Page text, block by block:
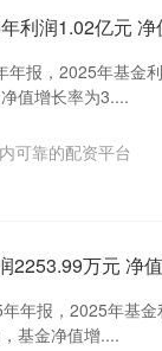
利润1.02亿元
报，2025年基金
值增长率为3....
可靠的配资平台
2253.99万元 净
年报，2025年基金
基金净值增....